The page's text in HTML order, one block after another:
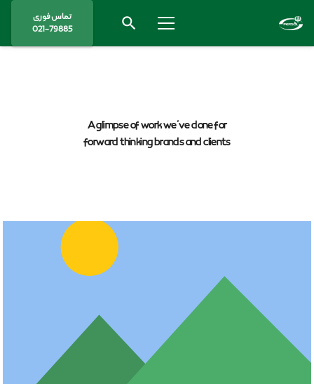
search
تماس فوری
021-79885
A glimpse of work we’ve done for
forward thinking brands and clients